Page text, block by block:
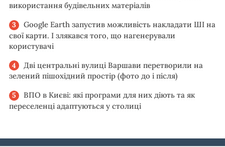
використання будівельних матеріалів
Google Earth запустив можливість накладати ШІ на
свої карти. І злякався того, що нагенерували
користувачі
Дві центральні вулиці Варшави перетворили на
зелений пішохідний простір (фото до і після)
ВПО в Києві: які програми для них діють та як
переселенці адаптуються у столиці